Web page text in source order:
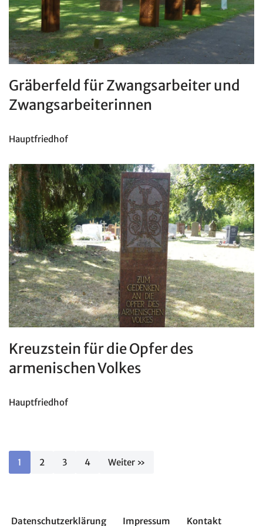
Gräberfeld für Zwangsarbeiter und
Zwangsarbeiterinnen
Hauptfriedhof
Kreuzstein für die Opfer des
armenischen Volkes
Hauptfriedhof
1 2 3 4 Weiter »
Datenschutzerklärung Impressum Kontakt